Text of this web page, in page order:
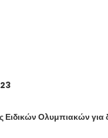
Ολυμπιακών για